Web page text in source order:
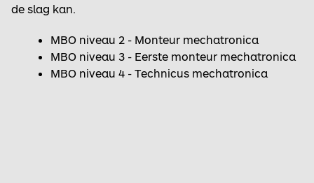
de slag kan.
MBO niveau 2 - Monteur mechatronica
MBO niveau 3 - Eerste monteur mechatronica
MBO niveau 4 - Technicus mechatronica